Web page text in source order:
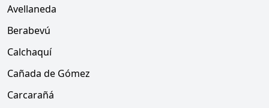
Avellaneda
Berabevú
Calchaquí
Cañada de Gómez
Carcarañá